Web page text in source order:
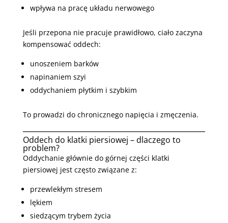
wpływa na pracę układu nerwowego
Jeśli przepona nie pracuje prawidłowo, ciało zaczyna
kompensować oddech:
unoszeniem barków
napinaniem szyi
oddychaniem płytkim i szybkim
To prowadzi do chronicznego napięcia i zmęczenia.
Oddech do klatki piersiowej – dlaczego to
problem?
Oddychanie głównie do górnej części klatki
piersiowej jest często związane z:
przewlekłym stresem
lękiem
siedzącym trybem życia